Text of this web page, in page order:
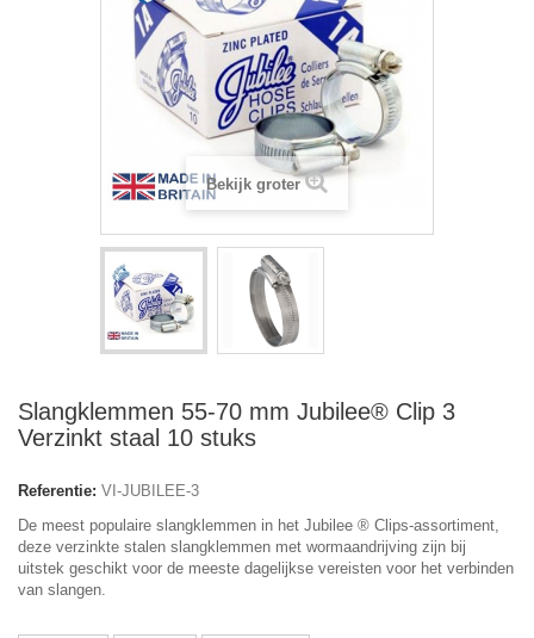
Bekijk groter
Slangklemmen 55-70 mm Jubilee® Clip 3
Verzinkt staal 10 stuks
Referentie: VI-JUBILEE-3
De meest populaire slangklemmen in het Jubilee ® Clips-assortiment,
deze verzinkte stalen slangklemmen met wormaandrijving zijn bij
uitstek geschikt voor de meeste dagelijkse vereisten voor het verbinden
van slangen.